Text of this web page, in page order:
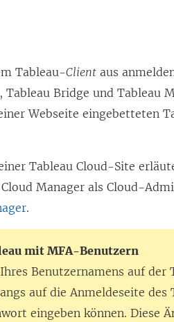
Tableau-Client aus
Bridge und Tableau
Webseite eingebetteten
Tableau Cloud-Site
Manager als Cloud-
.
mit MFA-Benutzern
Benutzernamens auf der
auf die Anmeldeseite des
eingeben können. Diese